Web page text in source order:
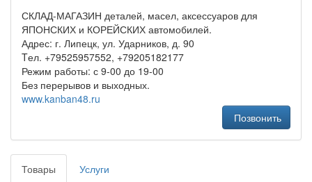
СКЛАД-МАГАЗИН деталей, масел, аксессуаров для
ЯПОНСКИХ и КОРЕЙСКИХ автомобилей.
Адрес: г. Липецк, ул. Ударников, д. 90
Tел. +79525957552, +79205182177
Режим работы: с 9-00 до 19-00
Без перерывов и выходных.
www.kanban48.ru
Позвонить
Товары Услуги